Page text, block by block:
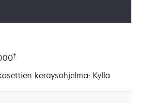
†
keräysohjelma: Kyllä